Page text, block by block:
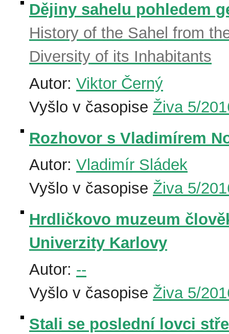
Dějiny sahelu pohledem
History of the Sahel from
Diversity of its Inhabitants
Autor: Viktor Černý
Vyšlo v časopise Živa 5/
Rozhovor s Vladimírem
Autor: Vladimír Sládek
Vyšlo v časopise Živa 5/
Hrdličkovo muzeum
Univerzity Karlovy
Autor: --
Vyšlo v časopise Živa 5/
Stali se poslední lovci